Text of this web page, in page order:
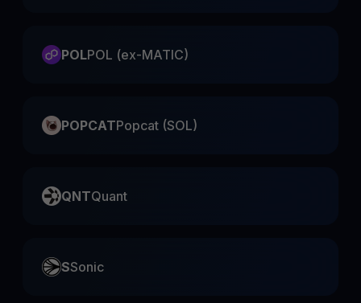
POLPOL (ex-MATIC)
POPCATPopcat (SOL)
QNTQuant
SSonic